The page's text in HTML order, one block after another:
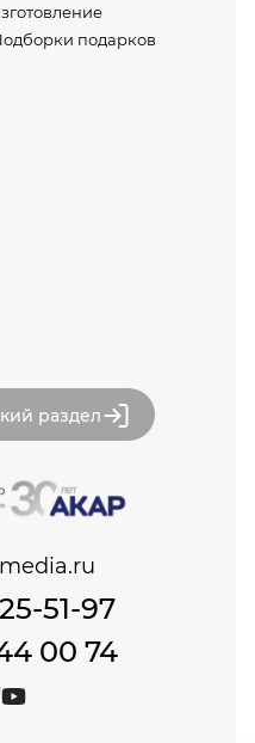
подарков
раздел
51-97
00 74